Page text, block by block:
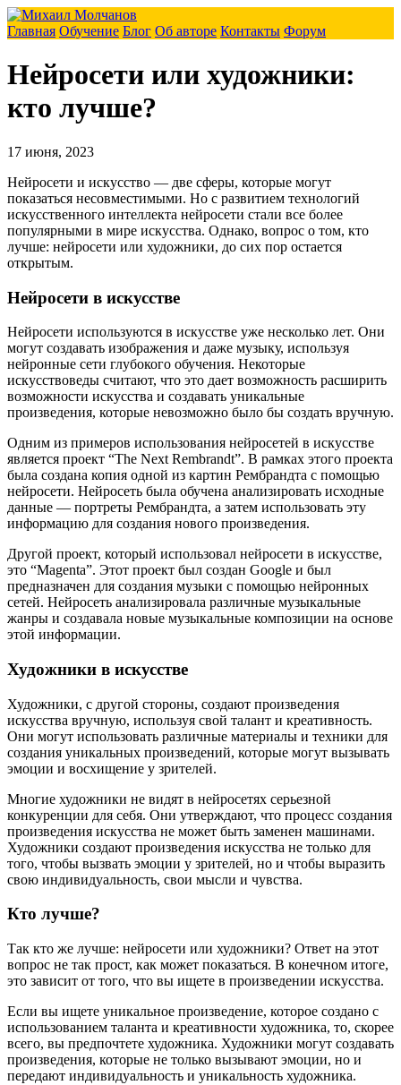
Главная Обучение Блог Об авторе Контакты Форум
Нейросети или художники:
кто лучше?
17 июня, 2023
Нейросети и искусство — две сферы, которые могут
показаться несовместимыми. Но с развитием технологий
искусственного интеллекта нейросети стали все более
популярными в мире искусства. Однако, вопрос о том, кто
лучше: нейросети или художники, до сих пор остается
открытым.
Нейросети в искусстве
Нейросети используются в искусстве уже несколько лет. Они
могут создавать изображения и даже музыку, используя
нейронные сети глубокого обучения. Некоторые
искусствоведы считают, что это дает возможность расширить
возможности искусства и создавать уникальные
произведения, которые невозможно было бы создать вручную.
Одним из примеров использования нейросетей в искусстве
является проект “The Next Rembrandt”. В рамках этого проекта
была создана копия одной из картин Рембрандта с помощью
нейросети. Нейросеть была обучена анализировать исходные
данные — портреты Рембрандта, а затем использовать эту
информацию для создания нового произведения.
Другой проект, который использовал нейросети в искусстве,
это “Magenta”. Этот проект был создан Google и был
предназначен для создания музыки с помощью нейронных
сетей. Нейросеть анализировала различные музыкальные
жанры и создавала новые музыкальные композиции на основе
этой информации.
Художники в искусстве
Художники, с другой стороны, создают произведения
искусства вручную, используя свой талант и креативность.
Они могут использовать различные материалы и техники для
создания уникальных произведений, которые могут вызывать
эмоции и восхищение у зрителей.
Многие художники не видят в нейросетях серьезной
конкуренции для себя. Они утверждают, что процесс создания
произведения искусства не может быть заменен машинами.
Художники создают произведения искусства не только для
того, чтобы вызвать эмоции у зрителей, но и чтобы выразить
свою индивидуальность, свои мысли и чувства.
Кто лучше?
Так кто же лучше: нейросети или художники? Ответ на этот
вопрос не так прост, как может показаться. В конечном итоге,
это зависит от того, что вы ищете в произведении искусства.
Если вы ищете уникальное произведение, которое создано с
использованием таланта и креативности художника, то, скорее
всего, вы предпочтете художника. Художники могут создавать
произведения, которые не только вызывают эмоции, но и
передают индивидуальность и уникальность художника.